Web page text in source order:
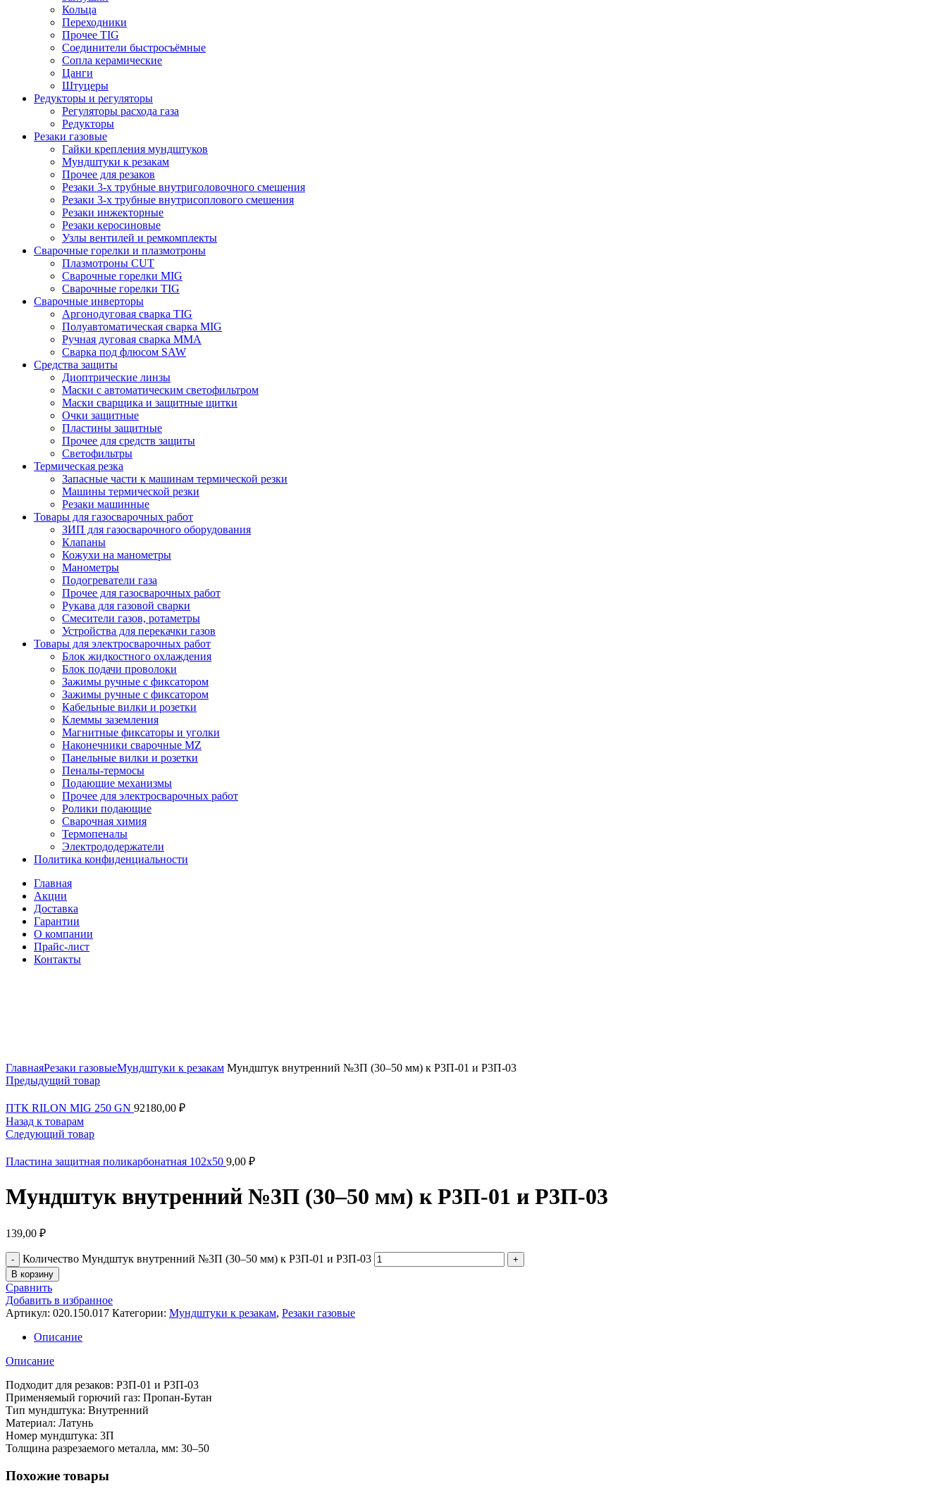
Кольца
Переходники
Прочее TIG
Соединители быстросъёмные
Сопла керамические
Цанги
Штуцеры
Редукторы и регуляторы
Регуляторы расхода газа
Редукторы
Резаки газовые
Гайки крепления мундштуков
Мундштуки к резакам
Прочее для резаков
Резаки 3-х трубные внутриголовочного смешения
Резаки 3-х трубные внутрисоплового смешения
Резаки инжекторные
Резаки керосиновые
Узлы вентилей и ремкомплекты
Сварочные горелки и плазмотроны
Плазмотроны CUT
Сварочные горелки MIG
Сварочные горелки TIG
Сварочные инверторы
Аргонодуговая сварка TIG
Полуавтоматическая сварка MIG
Ручная дуговая сварка MMA
Сварка под флюсом SAW
Средства защиты
Диоптрические линзы
Маски с автоматическим светофильтром
Маски сварщика и защитные щитки
Очки защитные
Пластины защитные
Прочее для средств защиты
Светофильтры
Термическая резка
Запасные части к машинам термической резки
Машины термической резки
Резаки машинные
Товары для газосварочных работ
ЗИП для газосварочного оборудования
Клапаны
Кожухи на манометры
Манометры
Подогреватели газа
Прочее для газосварочных работ
Рукава для газовой сварки
Смесители газов, ротаметры
Устройства для перекачки газов
Товары для электросварочных работ
Блок жидкостного охлаждения
Блок подачи проволоки
Зажимы ручные с фиксатором
Зажимы ручные с фиксатором
Кабельные вилки и розетки
Клеммы заземления
Магнитные фиксаторы и уголки
Наконечники сварочные MZ
Панельные вилки и розетки
Пеналы-термосы
Подающие механизмы
Прочее для электросварочных работ
Ролики подающие
Сварочная химия
Термопеналы
Электрододержатели
Политика конфиденциальности
Главная
Акции
Доставка
Гарантии
О компании
Прайс-лист
Контакты
ГлавнаяРезаки газовыеМундштуки к резакам Мундштук внутренний №3П (30–50 мм) к Р3П-01 и Р3П-03
Предыдущий товар
ПТК RILON MIG 250 GN 92180,00 ₽
Назад к товарам
Следующий товар
Пластина защитная поликарбонатная 102х50 9,00 ₽
Мундштук внутренний №3П (30–50 мм) к Р3П-01 и Р3П-03
139,00 ₽
Количество Мундштук внутренний №3П (30–50 мм) к Р3П-01 и Р3П-03
В корзину
Сравнить
Добавить в избранное
Артикул: 020.150.017 Категории: Мундштуки к резакам, Резаки газовые
Описание
Описание
Подходит для резаков: Р3П-01 и Р3П-03
Применяемый горючий газ: Пропан-Бутан
Тип мундштука: Внутренний
Материал: Латунь
Номер мундштука: 3П
Толщина разрезаемого металла, мм: 30–50
Похожие товары